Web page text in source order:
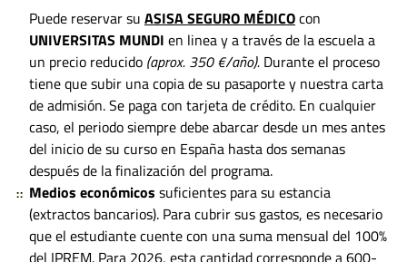
Puede reservar su ASISA SEGURO MÉDICOcon
UNIVERSITAS MUNDI en linea y a través de la escuela a
un precio reducido (aprox. 350 €/año). Durante el proceso
tiene que subir una copia de su pasaporte y nuestra carta
de admisión. Se paga con tarjeta de crédito. En cualquier
caso, el periodo siempre debe abarcar desde un mes antes
del inicio de su curso en España hasta dos semanas
después de la finalización del programa.
Medios económicos suficientes para su estancia
(extractos bancarios). Para cubrir sus gastos, es necesario
que el estudiante cuente con una suma mensual del 100%
del IPREM. Para 2026, esta cantidad corresponde a 600-